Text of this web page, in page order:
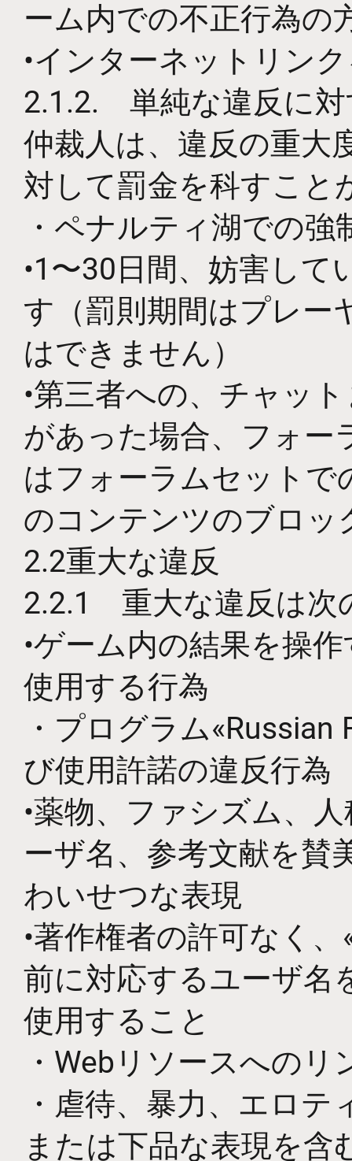
ーム内での不正行為の
•インターネットリン
2.1.2. 単純な違反に対
仲裁人は、違反の重大
対して罰金を科すこと
・ペナルティ湖での
•1〜30日間、妨害し
す（罰則期間はプレー
はできません）
•第三者への、チャッ
があった場合、フォ
はフォーラムセットで
のコンテンツのブロッ
2.2重大な違反
2.2.1 重大な違反は次
•ゲーム内の結果を操
使用する行為
・プログラム
び使用許諾の違反行為
•薬物、ファシズム、
ーザ名、参考文献を賛
わいせつな表現
•著作権者の許可なく
前に対応するユーザ名
使用すること
・Webリソースへの
・虐待、暴力、エロ
または下品な表現を含